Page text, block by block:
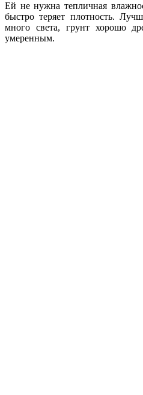
Ей не нужна тепличная
быстро теряет плотность.
много света, грунт хорошо
умеренным.